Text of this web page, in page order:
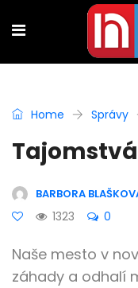
Home Správy
BARBORA
1323
0
Naše mesto v
záhady a odhalí